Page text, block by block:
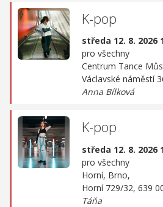
K-pop
středa 12. 8. 2026
pro všechny
Centrum Tance
Václavské náměstí
Anna Bílková
K-pop
středa 12. 8. 2026
pro všechny
Horní, Brno,
Horní 729/32, 639
Táňa